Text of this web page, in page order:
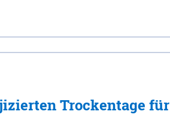
Trockentage für